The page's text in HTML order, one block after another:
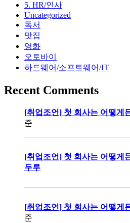
5. HR/인사
Uncategorized
독서
맛집
영화
오토바이
하드웨어/소프트웨어/IT
Recent Comments
[취업조언] 첫 회사는 어떻게
준
[취업조언] 첫 회사는 어떻게
두루
[취업조언] 첫 회사는 어떻게
준